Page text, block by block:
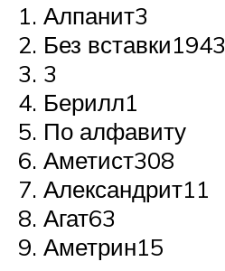
Алпанит3
Без вставки1943
3
Берилл1
По алфавиту
Аметист308
Александрит11
Агат63
Аметрин15